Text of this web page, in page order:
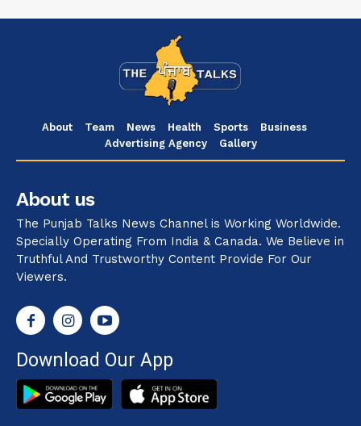
About Team News Health Sports
Business
Advertising Agency
Gallery
About us
The Punjab Talks News Channel is Working Worldwide.
Specially Operating From India & Canada. We Believe in
Truthful And Trustworthy Content Provide For Our
Viewers.
Download Our App